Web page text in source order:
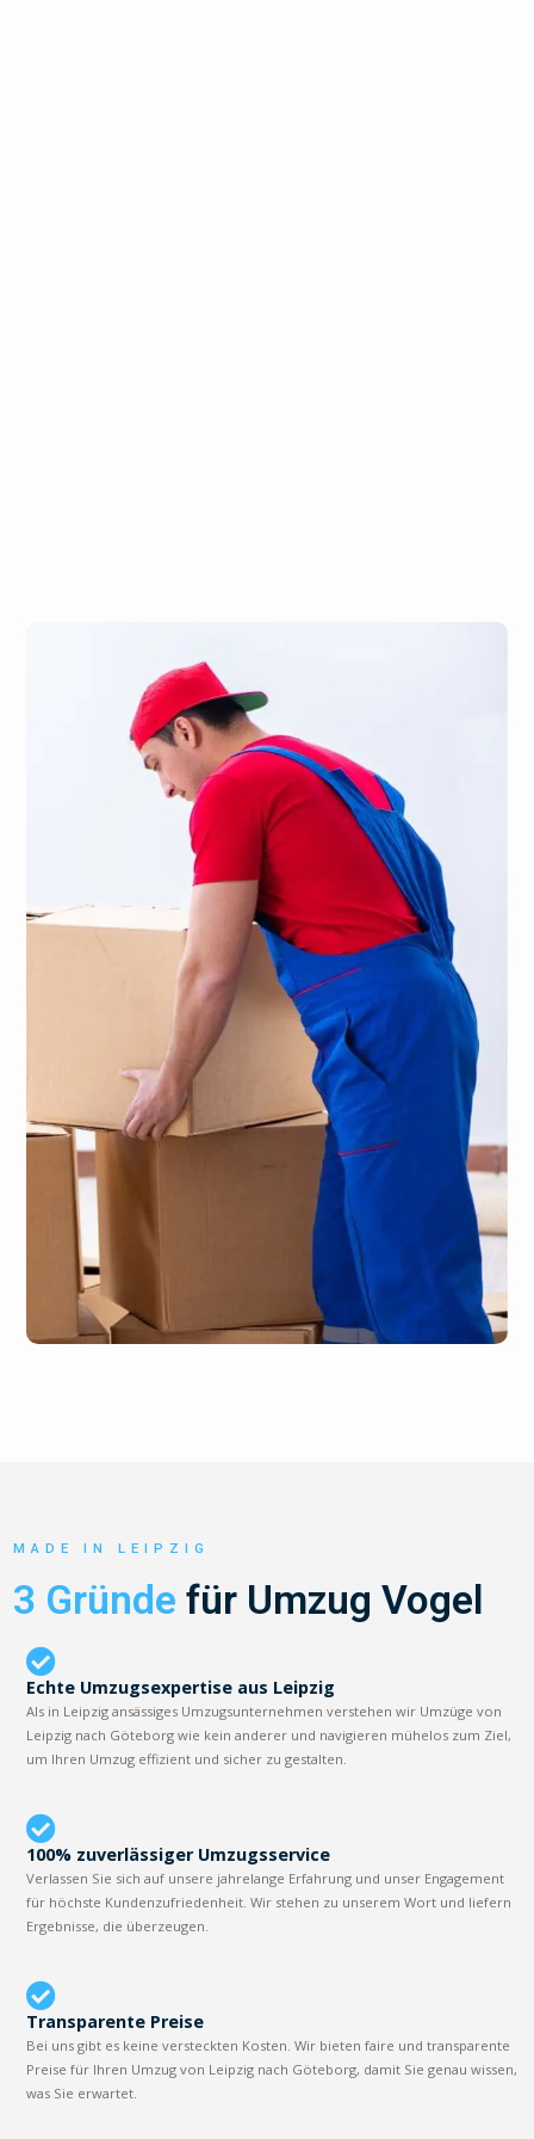
MADE IN LEIPZIG
3 Gründe für Umzug Vogel
Echte Umzugsexpertise aus Leipzig
Als in Leipzig ansässiges Umzugsunternehmen verstehen wir Umzüge von
Leipzig nach Göteborg wie kein anderer und navigieren mühelos zum Ziel,
um Ihren Umzug effizient und sicher zu gestalten.
100% zuverlässiger Umzugsservice
Verlassen Sie sich auf unsere jahrelange Erfahrung und unser Engagement
für höchste Kundenzufriedenheit. Wir stehen zu unserem Wort und liefern
Ergebnisse, die überzeugen.
Transparente Preise
Bei uns gibt es keine versteckten Kosten. Wir bieten faire und transparente
Preise für Ihren Umzug von Leipzig nach Göteborg, damit Sie genau wissen,
was Sie erwartet.